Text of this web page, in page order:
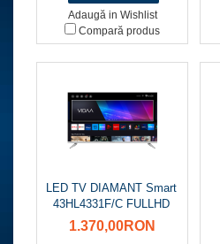
Adaugă in Wishlist
Compară produs
LED TV DIAMANT Smart
43HL4331F/C FULLHD
1.370,00RON